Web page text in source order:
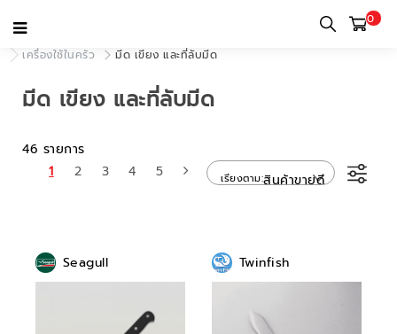
0
หน้าแรก
เครื่องใช้บนโต๊ะอาหารและเครื่องใช้ในครัว
เครื่องใช้ในครัว
มีด เขียง และที่ลับมีด
มีด เขียง และที่ลับมีด
46 รายการ
1
2 3 4 5 เรียงตาม สินค้าขายดี
Seagull Twinfish